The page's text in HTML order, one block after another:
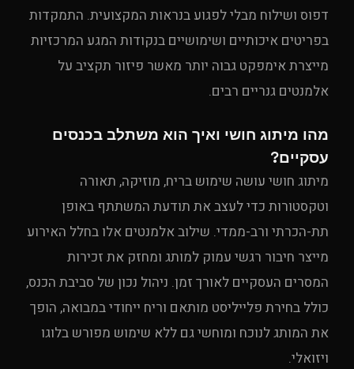
דפוס ושילוח מבלי לפגוע בנראות המקצועית. התמקדות
בפריטים איכותיים ושימושיים בנקודות המגע המרכזיות
מייצרת אימפקט גבוה יותר מאשר פיזור תקציב על
אלמנטים גנריים רבים.
מהו מיתוג חושי ואיך הוא משתלב בכנסים
עסקיים?
מיתוג חושי עושה שימוש בריח, מוזיקה, תאורה
וטקסטורות כדי לעצב את תודעת המשתתף באופן
תת-הכרתי ורב-ממדי. שילוב אלמנטים אלו בחלל האירוע
מייצר חיבור רגשי עמוק למותג ומחזק את זכירות
המסרים העסקיים לאורך זמן. ניהול נכון של סביבת הכנס,
כולל בחירת פלייליסט מותאם וריח ייחודי במבואה, הופך
את המותג לנוכח ומוחשי גם ללא שימוש מפורש בלוגו
ויזואלי.